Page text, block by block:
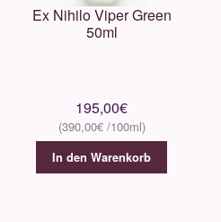
Ex Nihilo Viper Green
50ml
195,00€
390,00€
In den Warenkorb